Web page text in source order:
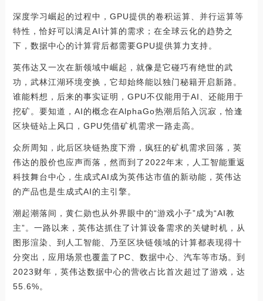
深度学习崛起的过程中，GPU提供的卷积运算、并行运算等
特性，恰好可以满足AI计算的需求；在全球云化的趋势之
下，数据中心的计算背后都需要GPU提供算力支持。
英伟达又一次在新领域中崛起，就像是它碰巧有绝世的武
功，武林江湖环境变换，它却始终能以独门秘籍开启新路。
谁能料想，后来的事实证明，GPU不仅能用于AI、还能用于
挖矿。要知道，AI的概念在AlphaGo热潮后陷入沉寂，恰逢
区块链站上风口，GPU凭借矿机需求一路走高。
众所周知，此后区块链热度下滑，疯狂的矿机需求回落，英
伟达的股价也应声而落，然而到了2022年末，人工智能重返
科技舞台中心，生成式AI成为英伟达市值的新动能，英伟达
的产品也是生成式AI的主引擎。
潮起潮落间，黄仁勋也从外界眼中的“游戏小子”成为“AI教
主”。一路以来，英伟达抓住了计算设备需求的关键时机，从
图形渲染、到人工智能、乃至区块链领域的计算都表现得十
分突出，应用场景也覆盖了PC、数据中心、汽车等市场。到
2023财年，英伟达数据中心的营收占比首次超过了游戏，达
55.6%。